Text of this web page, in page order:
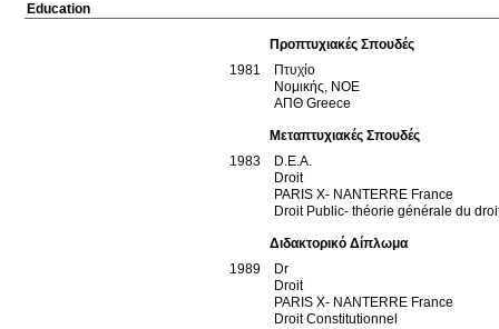
Education
Προπτυχιακές Σπουδές
1981
Πτυχίο
Νομικής, ΝΟΕ
ΑΠΘ Greece
Μεταπτυχιακές Σπουδές
1983
D.E.A.
Droit
PARIS X- NANTERRE France
Droit Public- théorie générale du
Διδακτορικό Δίπλωμα
1989
Dr
Droit
PARIS X- NANTERRE France
Droit Constitutionnel